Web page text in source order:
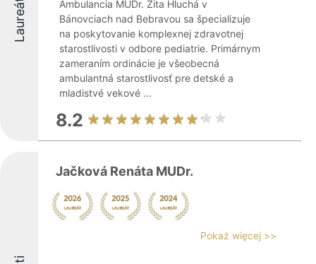
Laureáti
Ambulancia MUDr. Zita Hluchá v
Bánovciach nad Bebravou sa špecializuje
na poskytovanie komplexnej zdravotnej
starostlivosti v odbore pediatrie. Primárnym
zameraním ordinácie je všeobecná
ambulantná starostlivosť pre detské a
mladistvé vekové ...
8.2
Jačková Renáta MUDr.
Pokaż więcej >>